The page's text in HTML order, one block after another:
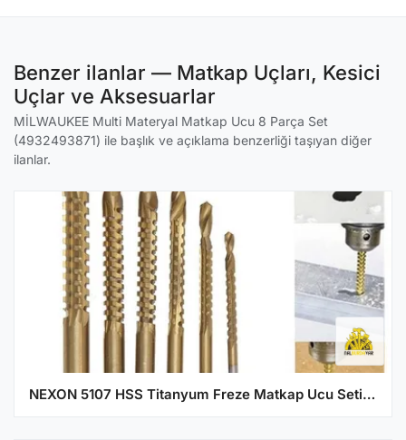
Benzer ilanlar — Matkap Uçları, Kesici
Uçlar ve Aksesuarlar
MİLWAUKEE Multi Materyal Matkap Ucu 8 Parça Set
(4932493871) ile başlık ve açıklama benzerliği taşıyan diğer
ilanlar.
NEXON 5107 HSS Titanyum Freze Matkap Ucu Seti 6 Parça